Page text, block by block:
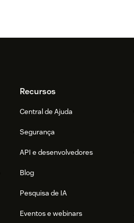
Recursos
Central de Ajuda
Segurança
API e desenvolvedores
Blog
Pesquisa de IA
Eventos e webinars